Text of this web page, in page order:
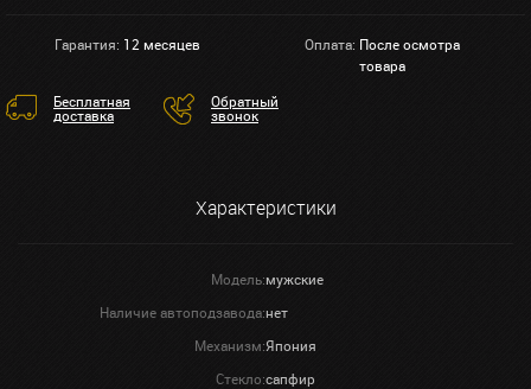
Гарантия: 12 месяцев Оплата: После осмотра
товара
Бесплатная
доставка
Обратный
звонок
Характеристики
Модель:мужские
Наличие автоподзавода:нет
Механизм:Япония
Стекло:сапфир